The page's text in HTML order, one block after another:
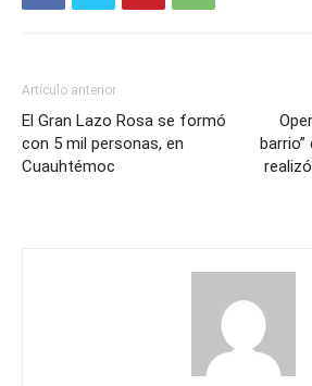
Artículo anterior
El Gran Lazo Rosa se formó
con 5 mil personas, en
Cuauhtémoc
barrio”